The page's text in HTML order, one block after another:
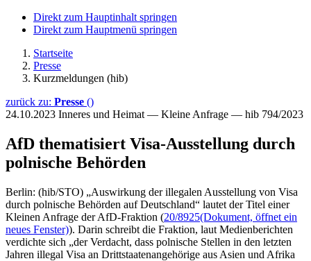
Direkt zum Hauptinhalt springen
Direkt zum Hauptmenü springen
Startseite
Presse
Kurzmeldungen (hib)
zurück zu: Presse ()
24.10.2023 Inneres und Heimat — Kleine Anfrage — hib 794/2023
AfD thematisiert Visa-Ausstellung durch
polnische Behörden
Berlin: (hib/STO) „Auswirkung der illegalen Ausstellung von Visa
durch polnische Behörden auf Deutschland“ lautet der Titel einer
Kleinen Anfrage der AfD-Fraktion (20/8925(Dokument, öffnet ein
neues Fenster)). Darin schreibt die Fraktion, laut Medienberichten
verdichte sich „der Verdacht, dass polnische Stellen in den letzten
Jahren illegal Visa an Drittstaatenangehörige aus Asien und Afrika